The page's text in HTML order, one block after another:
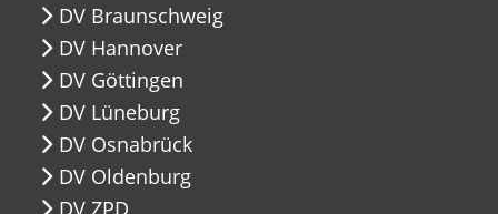
DV Braunschweig
DV Hannover
DV Göttingen
DV Lüneburg
DV Osnabrück
DV Oldenburg
DV ZPD